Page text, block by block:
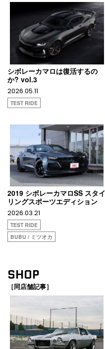
シボレーカマロは復活するの
か? vol.3
2026.05.11
TEST RIDE
2019 シボレーカマロSS スタイ
リングスポーツエディション
2026.03.21
TEST RIDE
BUBU / ミツオカ
SHOP
［同店舗記事］